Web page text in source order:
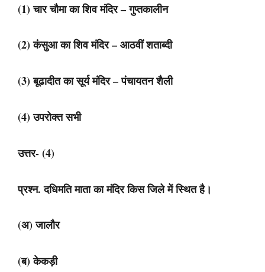
(1) चार चौमा का शिव मंदिर – गुप्तकालीन
(2) कंसुआ का शिव मंदिर – आठवीं शताब्दी
(3) बूढादीत का सूर्य मंदिर – पंचायतन शैली
(4) उपरोक्त सभी
उत्तर- (4)
प्रश्न. दधिमति माता का मंदिर किस जिले में स्थित है।
(अ) जालौर
(ब) केकड़ी